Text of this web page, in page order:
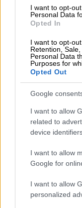
I want to opt-
Personal Data
Opted In
I want to opt-
Retention,
Personal Data
Purposes for
Opted Out
Google
I want to allow
related to
device
I want to allow
Google for
I want to allow
personalized
Σημαντικές
Από την
αρχές στο
δέχθηκε η
κέντρο». Για
ζημιέςέκανε
σημαντικές
περιοχή όπου
οχήματα.